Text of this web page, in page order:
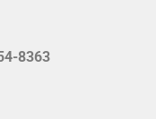
8363